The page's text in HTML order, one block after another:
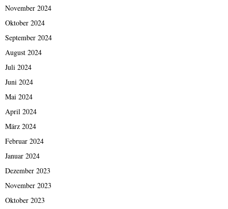
November 2024
Oktober 2024
September 2024
August 2024
Juli 2024
Juni 2024
Mai 2024
April 2024
März 2024
Februar 2024
Januar 2024
Dezember 2023
November 2023
Oktober 2023